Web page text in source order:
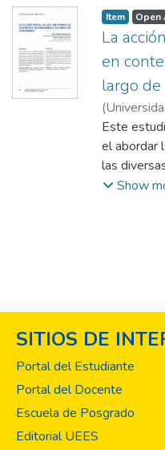
Item Open
La
en
largo de
(
2022-01)
Este
el abordar
las
historia del
Show
SITIOS DE
Portal del Estudiante
Portal del Docente
Escuela de Posgrado
Editorial UEES